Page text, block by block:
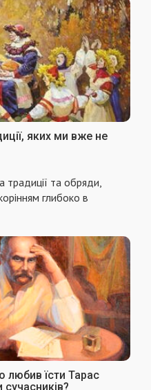
яких ми вже не
традиції та обряди,
глибоко в
їсти Тарас